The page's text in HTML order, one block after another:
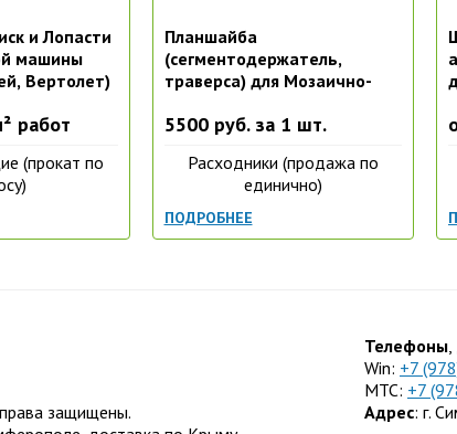
и Лопасти
машины
Вертолет)
работ
(прокат по
Планшайба
(сегментодержатель,
траверса) для Мозаично-
5500 руб. за 1 шт.
Расходники (продажа по
единично)
ПОДРОБНЕЕ
защищены.
Телефоны
Win: +7
МТС: +7
Адрес: г.